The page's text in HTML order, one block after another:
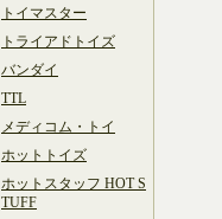
トイマスター
トライアドトイズ
バンダイ
TTL
メディコム・トイ
ホットトイズ
ホットスタッフ HOT S
TUFF